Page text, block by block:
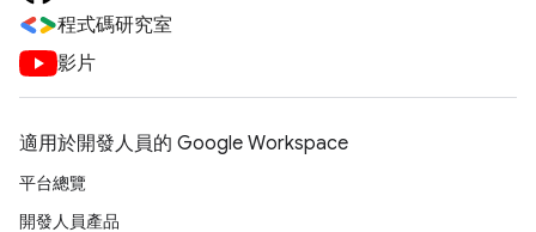
程式碼研究室
影片
適用於開發人員的 Google Workspace
平台總覽
開發人員產品